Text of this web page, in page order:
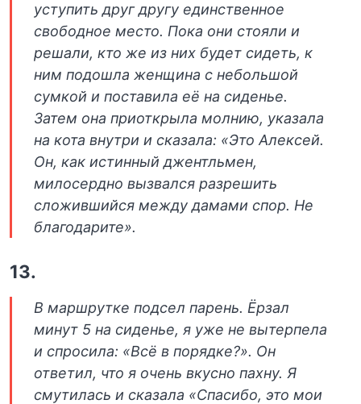
уступить друг другу единственное
свободное место. Пока они стояли и
решали, кто же из них будет сидеть, к
ним подошла женщина с небольшой
сумкой и поставила её на сиденье.
Затем она приоткрыла молнию, указала
на кота внутри и сказала: «Это Алексей.
Он, как истинный джентльмен,
милосердно вызвался разрешить
сложившийся между дамами спор. Не
благодарите».
13.
В маршрутке подсел парень. Ёрзал
минут 5 на сиденье, я уже не вытерпела
и спросила: «Всё в порядке?». Он
ответил, что я очень вкусно пахну. Я
смутилась и сказала «Спасибо, это мои